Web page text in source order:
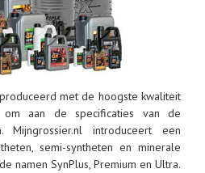
met de hoogste kwaliteit
om aan de specificaties van de
Mijngrossier.nl introduceert een
semi-syntheten en minerale
namen SynPlus, Premium en Ultra.